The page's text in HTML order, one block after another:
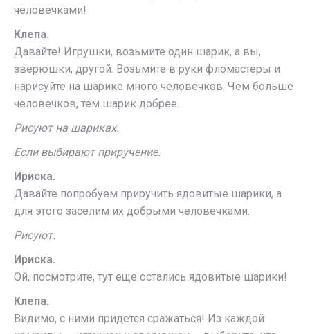
человечками!
Клепа.
Давайте! Игрушки, возьмите один шарик, а вы,
зверюшки, другой. Возьмите в руки фломастеры и
нарисуйте на шарике много человечков. Чем больше
человечков, тем шарик добрее.
Рисуют на шариках.
Если выбирают приручение.
Ириска.
Давайте попробуем приручить ядовитые шарики, а
для этого заселим их добрыми человечками.
Рисуют.
Ириска.
Ой, посмотрите, тут еще остались ядовитые шарики!
Клепа.
Видимо, с ними придется сражаться! Из каждой